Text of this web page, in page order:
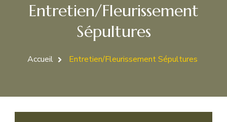
Entretien/Fleurissement
Sépultures
Accueil Entretien/Fleurissement Sépultures